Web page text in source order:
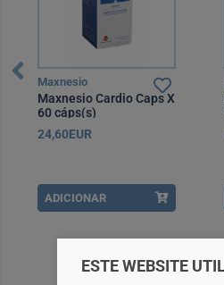
Maxnesio
Maxnesio Cardio Caps X
60 cáps(s)
24,60EUR
ADICIONAR
ESTE WEBSITE